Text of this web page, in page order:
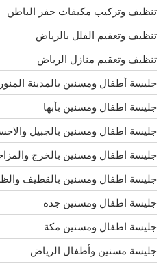
تنظيف وتركيب مكيفات حفر الباطن
تنظيف وتعقيم الفلل بالرياض
تنظيف وتعقيم منازل الرياض
جليسة أطفال ومسنين بالمدينة
جليسة اطفال ومسنين بأبها
جليسة اطفال ومسنين بالجبيل
جليسة اطفال ومسنين بالخرج
جليسة اطفال ومسنين بالقطيف
جليسة اطفال ومسنين جده
جليسة اطفال ومسنين مكة
جليسة مسنين وأطفال الرياض